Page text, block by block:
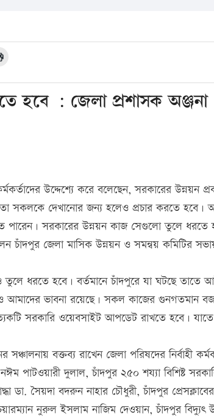
হবে : জেলা প্রশাসক অঞ্জনা
উদ্দেশ্যে করে বলেছেন, সরকারের উন্নয়ন
সকলকে দেখানোর জন্য হলেও প্রচার করতে হবে।
পারেন। সরকারের উন্নয়ন কাজ সেগুলো তুলে ধরতে
চাঁদপুর জেলা মাসিক উন্নয়ন ও সমন্বয় কমিটির
ধরতে হবে। বর্তমানে চাঁদপুরে যা ঘটছে তাতে
আমাদের ভাবনা রয়েছে। সকল কাজের গুনগতমান
সরকারি ওয়েবসাইট আপডেট রাখতে হবে।
বক্তব্য রাখেন জেলা পরিষদের নির্বাহী
পাটওয়ারী দুলাল, চাঁদপুর ২৫০ শয্যা বিশিষ্ট
ডা. সৈয়দা বদরুন নাহার চৌধুরী, চাঁদপুর
নুরুল ইসলাম নাজিম দেওয়ান, চাঁদপুর বিদ্যুৎ